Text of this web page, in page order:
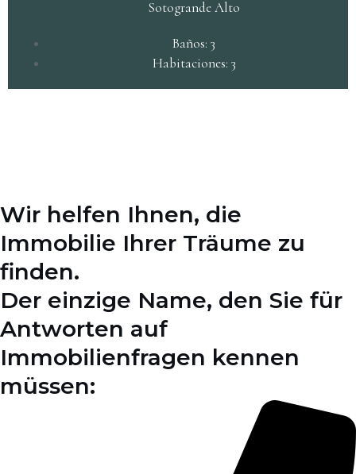
Sotogrande Alto
Baños: 3
Habitaciones: 3
Wir helfen Ihnen, die
Immobilie Ihrer Träume zu
finden.
Der einzige Name, den Sie für
Antworten auf
Immobilienfragen kennen
müssen: